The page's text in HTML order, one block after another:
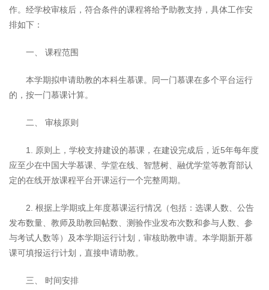
作。经学校审核后，符合条件的课程将给予助教支持，具体工作安
排如下：
一、 课程范围
本学期拟申请助教的本科生慕课。同一门慕课在多个平台运行
的，按一门慕课计算。
二、 审核原则
1. 原则上，学校支持建设的慕课，在建设完成后，近5年每年度
应至少在中国大学慕课、学堂在线、智慧树、融优学堂等教育部认
定的在线开放课程平台开课运行一个完整周期。
2. 根据上学期或上年度慕课运行情况（包括：选课人数、公告
发布数量、教师及助教回帖数、测验作业发布次数和参与人数、参
与考试人数等）及本学期运行计划，审核助教申请。本学期新开慕
课可填报运行计划，直接申请助教。
三、 时间安排